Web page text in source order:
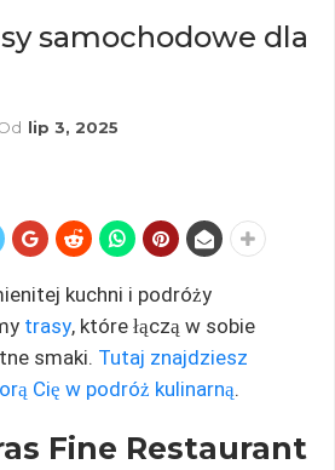
samochodowe dla
lip 3, 2025
kuchni i podróży
trasy, które łączą w sobie
smaki. Tutaj znajdziesz
Cię w podróż kulinarną.
Fine Restaurant